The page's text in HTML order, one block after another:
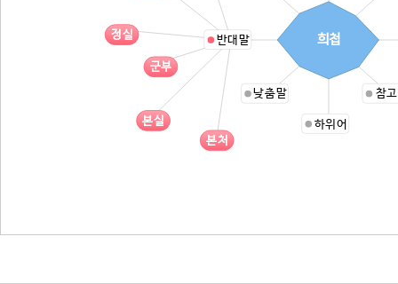
참
하위어
낮춤말
군부
본실
본처
정실 반대말 희첩